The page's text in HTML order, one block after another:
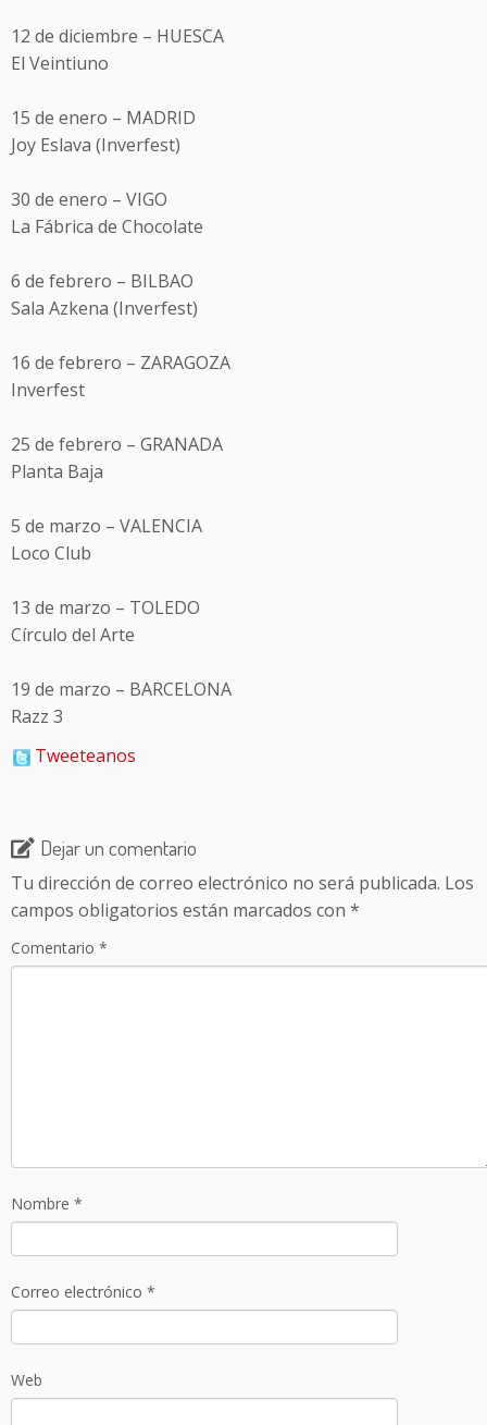
12 de diciembre – HUESCA
El Veintiuno
15 de enero – MADRID
Joy Eslava (Inverfest)
30 de enero – VIGO
La Fábrica de Chocolate
6 de febrero – BILBAO
Sala Azkena (Inverfest)
16 de febrero – ZARAGOZA
Inverfest
25 de febrero – GRANADA
Planta Baja
5 de marzo – VALENCIA
Loco Club
13 de marzo – TOLEDO
Círculo del Arte
19 de marzo – BARCELONA
Razz 3
Tweeteanos
Dejar un comentario
Tu dirección de correo electrónico no será publicada. Los
campos obligatorios están marcados con *
Comentario *
Nombre *
Correo electrónico *
Web